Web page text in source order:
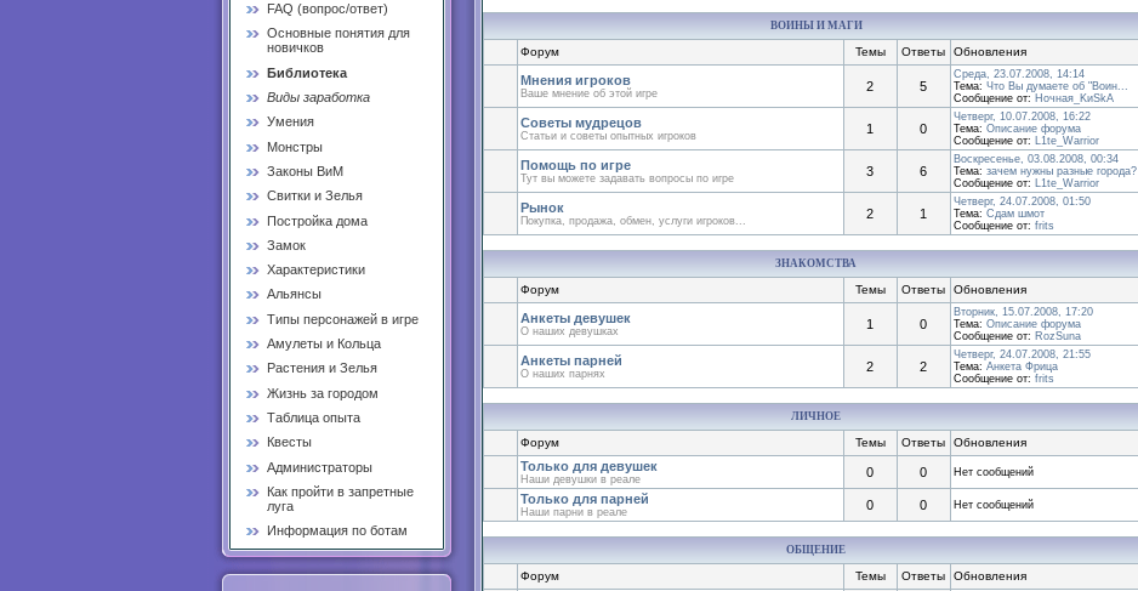
FAQ (вопрос/ответ)
Основные понятия для
новичков
Библиотека
Виды заработка
Умения
Монстры
Законы ВиМ
Свитки и Зелья
Постройка дома
Замок
Характеристики
Альянсы
Типы персонажей в игре
Амулеты и Кольца
Растения и Зелья
Жизнь за городом
Таблица опыта
Квесты
Администраторы
Как пройти в запретные
луга
Информация по ботам
ВОИНЫ И МАГИ
Форум Темы Ответы Обновления
Мнения игроков
Ваше мнение об этой игре 2 5
Среда, 23.07.2008, 14:14
Тема: Что Вы думаете об "Воин...
Сообщение от: Ночная_KиSkА
Советы мудрецов
Статьи и советы опытных игроков 1 0
Четверг, 10.07.2008, 16:22
Тема: Описание форума
Сообщение от: L1te_Warrior
Помощь по игре
Тут вы можете задавать вопросы по игре 3 6
Воскресенье, 03.08.2008, 00:34
Тема: зачем нужны разные города?
Сообщение от: L1te_Warrior
Рынок
Покупка, продажа, обмен, услуги игроков... 2 1
Четверг, 24.07.2008, 01:50
Тема: Сдам шмот
Сообщение от: frits
ЗНАКОМСТВА
Форум Темы Ответы Обновления
Анкеты девушек
О наших девушках 1 0
Вторник, 15.07.2008, 17:20
Тема: Описание форума
Сообщение от: RozSuna
Анкеты парней
О наших парнях 2 2
Четверг, 24.07.2008, 21:55
Тема: Анкета Фрица
Сообщение от: frits
ЛИЧНОЕ
Форум Темы Ответы Обновления
Только для девушек
Наши девушки в реале 0 0 Нет сообщений
Только для парней
Наши парни в реале 0 0 Нет сообщений
ОБЩЕНИЕ
Форум Темы Ответы Обновления